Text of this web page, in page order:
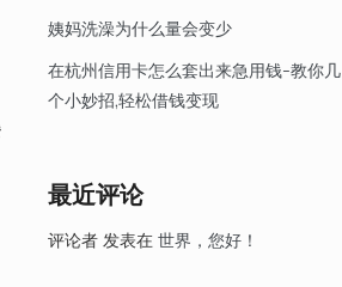
姨妈洗澡为什么量会变少
在杭州信用卡怎么套出来急用钱-教你几
个小妙招,轻松借钱变现
最近评论
评论者 发表在 世界，您好！